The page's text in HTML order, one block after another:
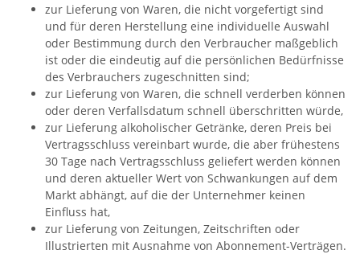
zur Lieferung von Waren, die nicht vorgefertigt sind
und für deren Herstellung eine individuelle Auswahl
oder Bestimmung durch den Verbraucher maßgeblich
ist oder die eindeutig auf die persönlichen Bedürfnisse
des Verbrauchers zugeschnitten sind;
zur Lieferung von Waren, die schnell verderben können
oder deren Verfallsdatum schnell überschritten würde,
zur Lieferung alkoholischer Getränke, deren Preis bei
Vertragsschluss vereinbart wurde, die aber frühestens
30 Tage nach Vertragsschluss geliefert werden können
und deren aktueller Wert von Schwankungen auf dem
Markt abhängt, auf die der Unternehmer keinen
Einfluss hat,
zur Lieferung von Zeitungen, Zeitschriften oder
Illustrierten mit Ausnahme von Abonnement-Verträgen.